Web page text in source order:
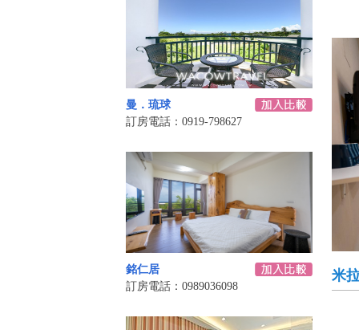
曼．琉球
訂房電話：0919-798627
銘仁居
訂房電話：0989036098
米